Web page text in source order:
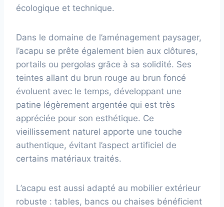
écologique et technique.
Dans le domaine de l’aménagement paysager,
l’acapu se prête également bien aux clôtures,
portails ou pergolas grâce à sa solidité. Ses
teintes allant du brun rouge au brun foncé
évoluent avec le temps, développant une
patine légèrement argentée qui est très
appréciée pour son esthétique. Ce
vieillissement naturel apporte une touche
authentique, évitant l’aspect artificiel de
certains matériaux traités.
L’acapu est aussi adapté au mobilier extérieur
robuste : tables, bancs ou chaises bénéficient